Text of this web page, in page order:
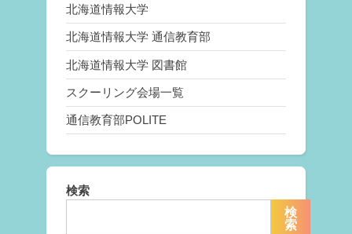
北海道情報大学
北海道情報大学 通信教育部
北海道情報大学 図書館
スクーリング会場一覧
通信教育部POLITE
検索
検
索